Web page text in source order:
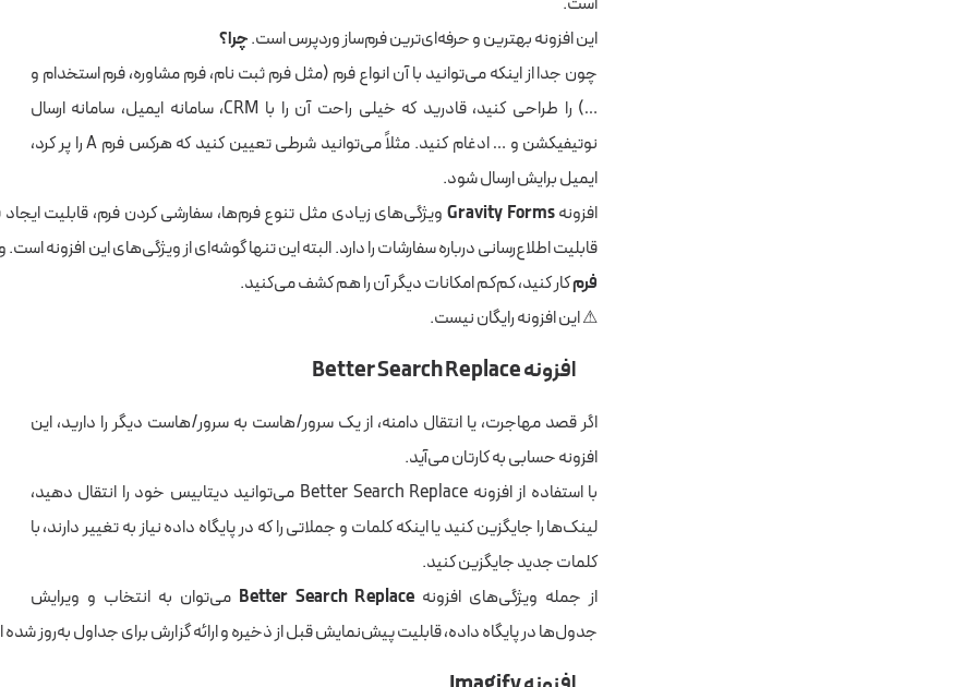
این افزونه بهترین و حرفه‌ای‌ترین فرم‌ساز وردپرس است.چرا؟
چون جدا از اینکه می‌توانید با آن انواع فرم (مثل فرم ثبت نام، فرم مشاوره، فرم استخدام و
…) را طراحی کنید، قادرید که خیلی راحت آن را با CRM، سامانه ایمیل، سامانه ارسال
نوتیفیکشن و … ادغام کنید. مثلاً می‌توانید شرطی تعیین کنید که هرکس فرم A را پر کرد،
ایمیل برایش ارسال شود.
افزونهGravity Formsویژگی‌های زیادی مثل تنوع فرم‌ها، سفارشی کردن فرم، قابلیت
قابلیت اطلاع‌رسانی درباره سفارشات را دارد. البته این تنها گوشه‌ای از ویژگی‌های این افزونه است.
فرمکار کنید، کم‌کم امکانات دیگر آن را هم کشف می‌کنید.
⚠ این افزونه رایگان نیست.
افزونه Better Search Replace
اگر قصد مهاجرت، یا انتقال دامنه، از یک سرور/هاست به سرور/هاست دیگر را دارید، این
افزونه حسابی به کارتان می‌آید.
با استفاده از افزونه Better Search Replace می‌توانید دیتابیس خود را انتقال دهید،
لینک‌ها را جایگزین کنید یا اینکه کلمات و جملاتی را که در پایگاه داده نیاز به تغییر دارند، با
کلمات جدید جایگزین کنید.
از جمله ویژگی‌های افزونه
می‌توان به انتخاب و ویرایش
جدول‌ها در پایگاه داده، قابلیت پیش‌نمایش قبل از ذخیره و ارائه گزارش برای جداول به‌روز شده